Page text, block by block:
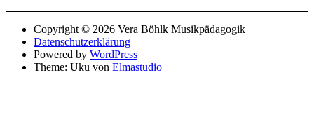
Copyright © 2026 Vera Böhlk Musikpädagogik
Datenschutzerklärung
Powered by WordPress
Theme: Uku von Elmastudio